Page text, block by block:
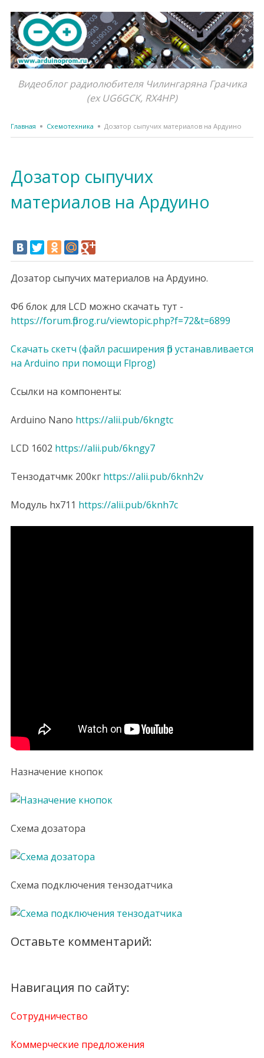
Видеоблог радиолюбителя Чилингаряна Грачика
(ex UG6GCK, RX4HP)
Главная Схемотехника Дозатор сыпучих материалов на Ардуино
Дозатор сыпучих
материалов на Ардуино
Дозатор сыпучих материалов на Ардуино.
Фб блок для LCD можно скачать тут -
https://forum.flprog.ru/viewtopic.php?f=72&t=6899
Скачать скетч (файл расширения flp устанавливается
на Arduino при помощи Flprog)
Ссылки на компоненты:
Arduino Nano https://alii.pub/6kngtc
LCD 1602 https://alii.pub/6kngy7
Тензодатчмк 200кг https://alii.pub/6knh2v
Модуль hx711 https://alii.pub/6knh7c
Назначение кнопок
Схема дозатора
Схема подключения тензодатчика
Оставьте комментарий:
Навигация по сайту:
Сотрудничество
Коммерческие предложения